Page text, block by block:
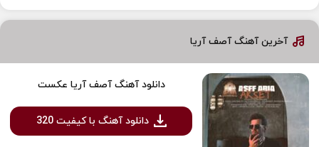
آخرین آهنگ آصف آریا
دانلود آهنگ آصف آریا عکست
دانلود آهنگ با کیفیت 320